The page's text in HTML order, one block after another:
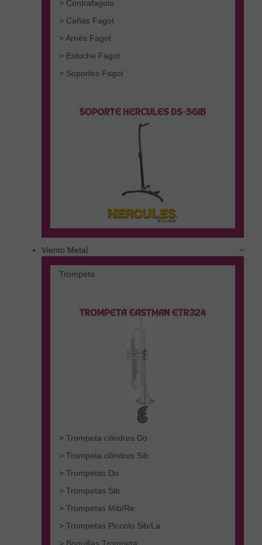
> Contrafagots
> Cañas Fagot
> Arnés Fagot
> Estuche Fagot
> Soportes Fagot
Viento Metal
Trompeta
> Trompeta cilindros Do
> Trompeta cilindros Sib
> Trompetas Do
> Trompetas Sib
> Trompetas Mib/Re
> Trompetas Piccolo Sib/La
> Boquillas Trompeta